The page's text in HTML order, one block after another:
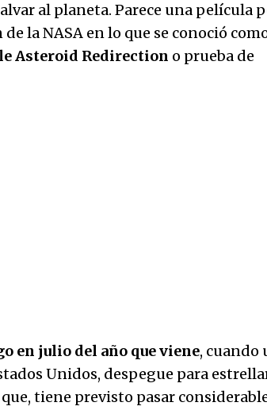
al planeta. Parece una película
la NASA en lo que se conoció
Asteroid Redirection o prueba de
en julio del año que viene, cuando
Unidos, despegue para
tiene previsto pasar